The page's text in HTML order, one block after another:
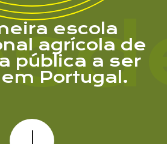
escola
agrícola de
pública a ser
Portugal.